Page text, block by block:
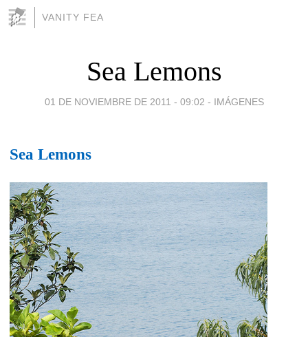
VANITY FEA
Sea Lemons
01 DE NOVIEMBRE DE 2011 - 09:02 - IMÁGENES
Sea Lemons